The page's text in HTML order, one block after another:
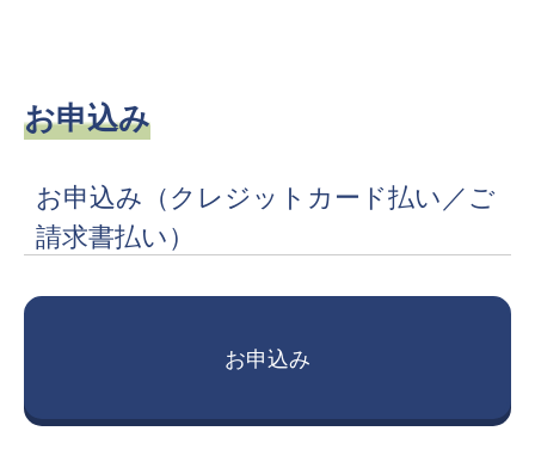
お申込み
お申込み （クレジットカード払い／ご
請求書払い）
お申込み